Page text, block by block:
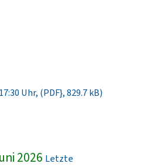
Uhr, (PDF}, 829.7 kB)
2026 Letzte